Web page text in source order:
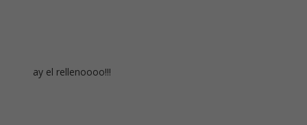
ay el rellenoooo!!!